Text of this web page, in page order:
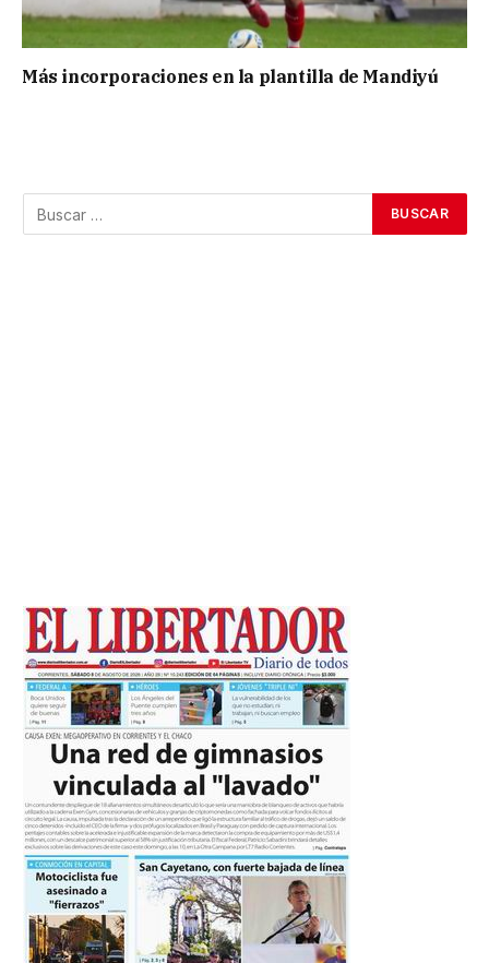
Más incorporaciones en la plantilla de Mandiyú